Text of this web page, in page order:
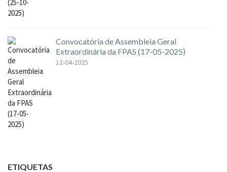
Convocatória de Assembleia Geral
Extraordinária da FPAS (17-05-2025)
12-04-2025
ETIQUETAS